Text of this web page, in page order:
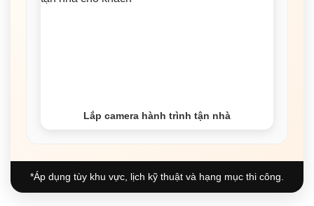
Lắp camera hành trình tận nhà
*Áp dụng tùy khu vực, lịch kỹ thuật và hạng mục thi công.